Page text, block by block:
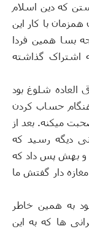
که دین اسلام
با کار این
بسا همین فردا
اشتراک گذاشته
العاده شلوغ بود
حساب کردن
میکنه. بعد از
دیگه رسید که
و بهش پس داد که
دار گفتش ما
به همین خاطر
ها که به این